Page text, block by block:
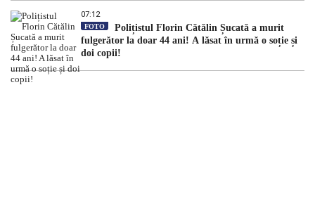
07:12
FOTO
Polițistul Florin Cătălin Șucată a murit
fulgerător la doar 44 ani! A lăsat în urmă o soție și
doi copii!